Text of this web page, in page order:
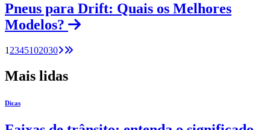
Pneus para Drift: Quais os Melhores
Modelos?
1 2345102030
Mais lidas
Dicas